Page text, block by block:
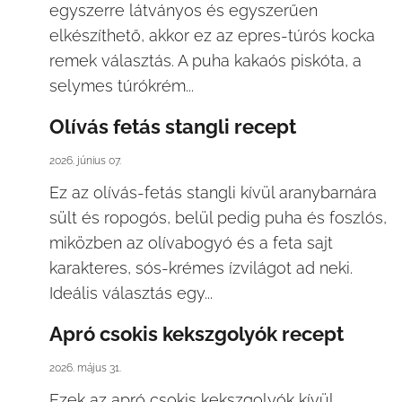
egyszerre látványos és egyszerűen
elkészíthető, akkor ez az epres-túrós kocka
remek választás. A puha kakaós piskóta, a
selymes túrókrém...
Olívás fetás stangli recept
2026. június 07.
Ez az olívás-fetás stangli kívül aranybarnára
sült és ropogós, belül pedig puha és foszlós,
miközben az olívabogyó és a feta sajt
karakteres, sós-krémes ízvilágot ad neki.
Ideális választás egy...
Apró csokis kekszgolyók recept
2026. május 31.